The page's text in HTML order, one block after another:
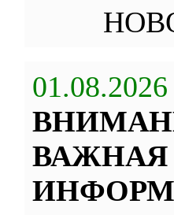
01.08.2026
ВАЖНАЯ